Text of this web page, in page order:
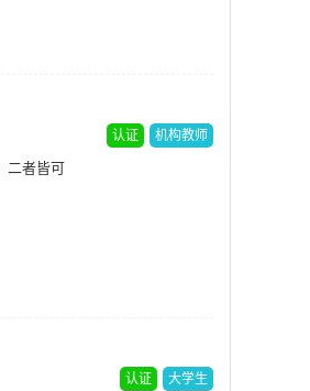
认证 机构教师
二者皆可
认证 大学生